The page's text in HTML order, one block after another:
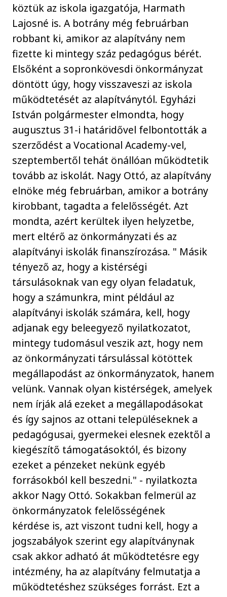
köztük az iskola igazgatója, Harmath
Lajosné is. A botrány még februárban
robbant ki, amikor az alapítvány nem
fizette ki mintegy száz pedagógus bérét.
Elsőként a sopronkövesdi önkormányzat
döntött úgy, hogy visszaveszi az iskola
működtetését az alapítványtól. Egyházi
István polgármester elmondta, hogy
augusztus 31-i határidővel felbontották a
szerződést a Vocational Academy-vel,
szeptembertől tehát önállóan működtetik
tovább az iskolát. Nagy Ottó, az alapítvány
elnöke még februárban, amikor a botrány
kirobbant, tagadta a felelősségét. Azt
mondta, azért kerültek ilyen helyzetbe,
mert eltérő az önkormányzati és az
alapítványi iskolák finanszírozása. " Másik
tényező az, hogy a kistérségi
társulásoknak van egy olyan feladatuk,
hogy a számunkra, mint például az
alapítványi iskolák számára, kell, hogy
adjanak egy beleegyező nyilatkozatot,
mintegy tudomásul veszik azt, hogy nem
az önkormányzati társulással kötöttek
megállapodást az önkormányzatok, hanem
velünk. Vannak olyan kistérségek, amelyek
nem írják alá ezeket a megállapodásokat
és így sajnos az ottani településeknek a
pedagógusai, gyermekei elesnek ezektől a
kiegészítő támogatásoktól, és bizony
ezeket a pénzeket nekünk egyéb
forrásokból kell beszedni." - nyilatkozta
akkor Nagy Ottó. Sokakban felmerül az
önkormányzatok felelősségének
kérdése is, azt viszont tudni kell, hogy a
jogszabályok szerint egy alapítványnak
csak akkor adható át működtetésre egy
intézmény, ha az alapítvány felmutatja a
működtetéshez szükséges forrást. Ezt a